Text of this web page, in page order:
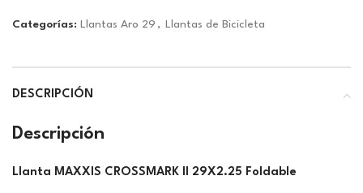
Categorías: Llantas Aro 29 , Llantas de Bicicleta
DESCRIPCIÓN
Descripción
Llanta MAXXIS CROSSMARK II 29X2.25 Foldable